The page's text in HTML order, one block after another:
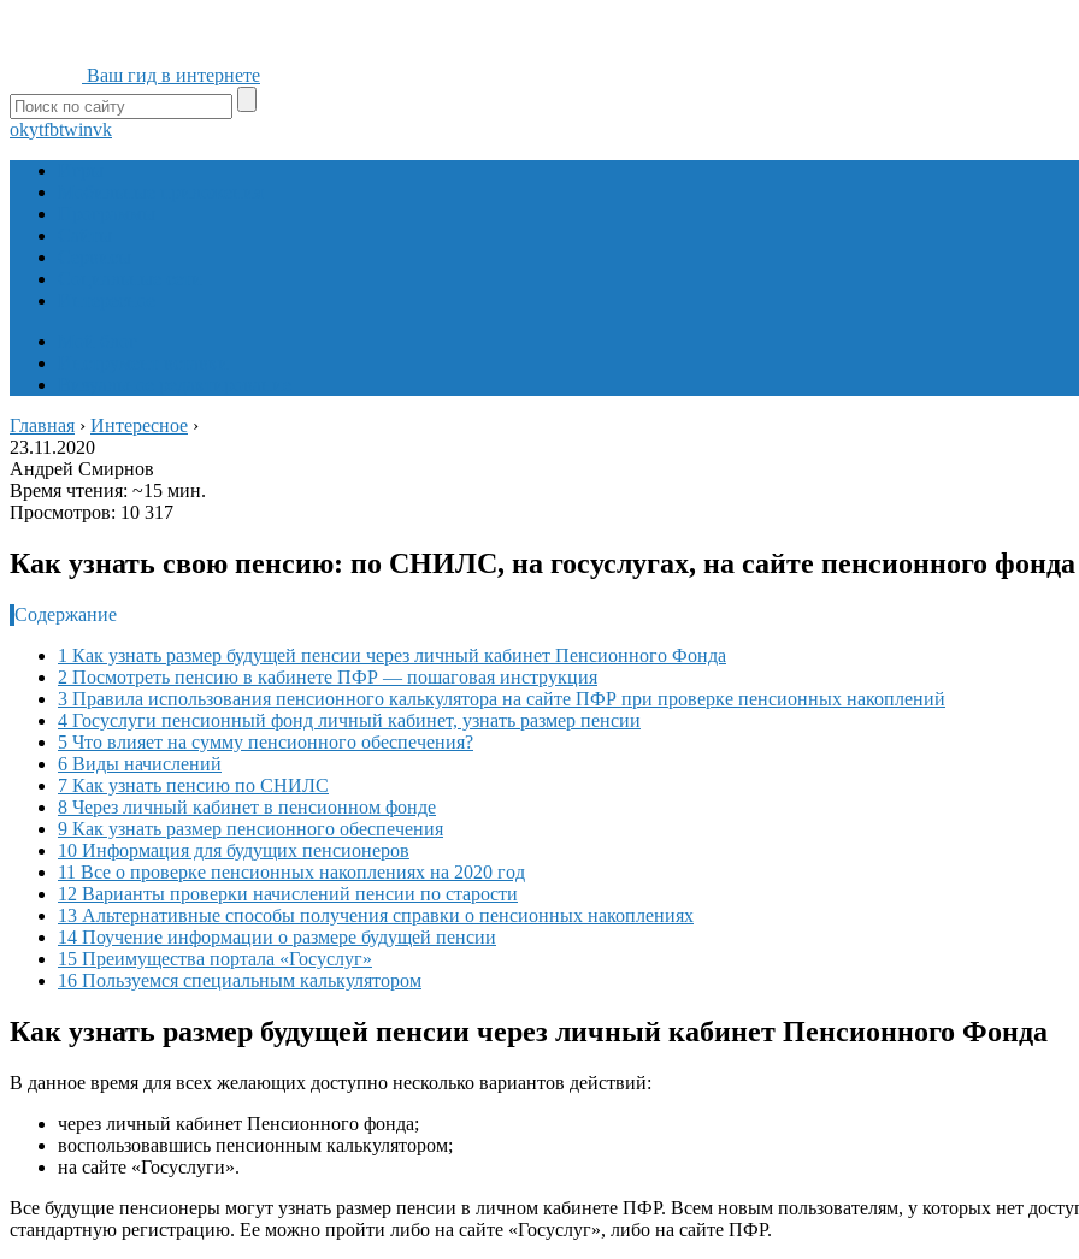
Ваш гид в интернете
okytfbtwinvk
Главная › Интересное ›
23.11.2020
Андрей Смирнов
Время чтения: ~15 мин.
Просмотров: 10 317
Как узнать свою пенсию: по СНИЛС, на госуслугах, на сайте пенсионного фонда
Содержание
1 Как узнать размер будущей пенсии через личный кабинет Пенсионного Фонда
2 Посмотреть пенсию в кабинете ПФР — пошаговая инструкция
3 Правила использования пенсионного калькулятора на сайте ПФР при проверке пенсионных накоплений
4 Госуслуги пенсионный фонд личный кабинет, узнать размер пенсии
5 Что влияет на сумму пенсионного обеспечения?
6 Виды начислений
7 Как узнать пенсию по СНИЛС
8 Через личный кабинет в пенсионном фонде
9 Как узнать размер пенсионного обеспечения
10 Информация для будущих пенсионеров
11 Все о проверке пенсионных накоплениях на 2020 год
12 Варианты проверки начислений пенсии по старости
13 Альтернативные способы получения справки о пенсионных накоплениях
14 Поучение информации о размере будущей пенсии
15 Преимущества портала «Госуслуг»
16 Пользуемся специальным калькулятором
Как узнать размер будущей пенсии через личный кабинет Пенсионного Фонда
В данное время для всех желающих доступно несколько вариантов действий:
через личный кабинет Пенсионного фонда;
воспользовавшись пенсионным калькулятором;
на сайте «Госуслуги».
Все будущие пенсионеры могут узнать размер пенсии в личном кабинете ПФР. Всем новым пользователям, у которых нет
стандартную регистрацию. Ее можно пройти либо на сайте «Госуслуг», либо на сайте ПФР.